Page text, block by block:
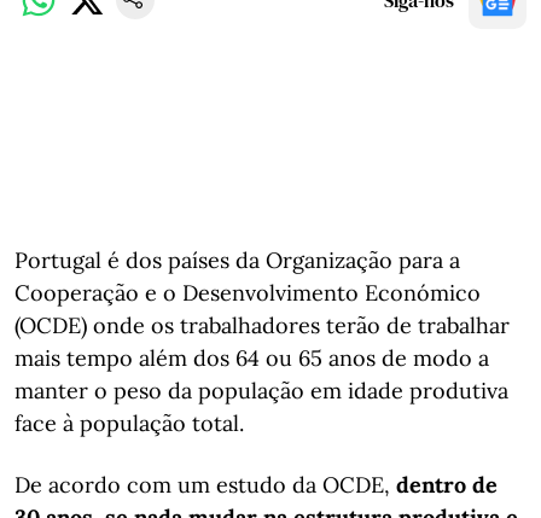
Portugal é dos países da Organização para a
Cooperação e o Desenvolvimento Económico
(OCDE) onde os trabalhadores terão de trabalhar
mais tempo além dos 64 ou 65 anos de modo a
manter o peso da população em idade produtiva
face à população total.
De acordo com um estudo da OCDE, dentro de